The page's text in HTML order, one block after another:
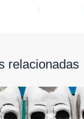
relacionadas